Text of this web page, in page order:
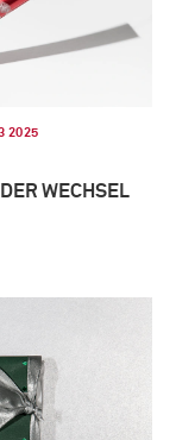
2025
WECHSEL